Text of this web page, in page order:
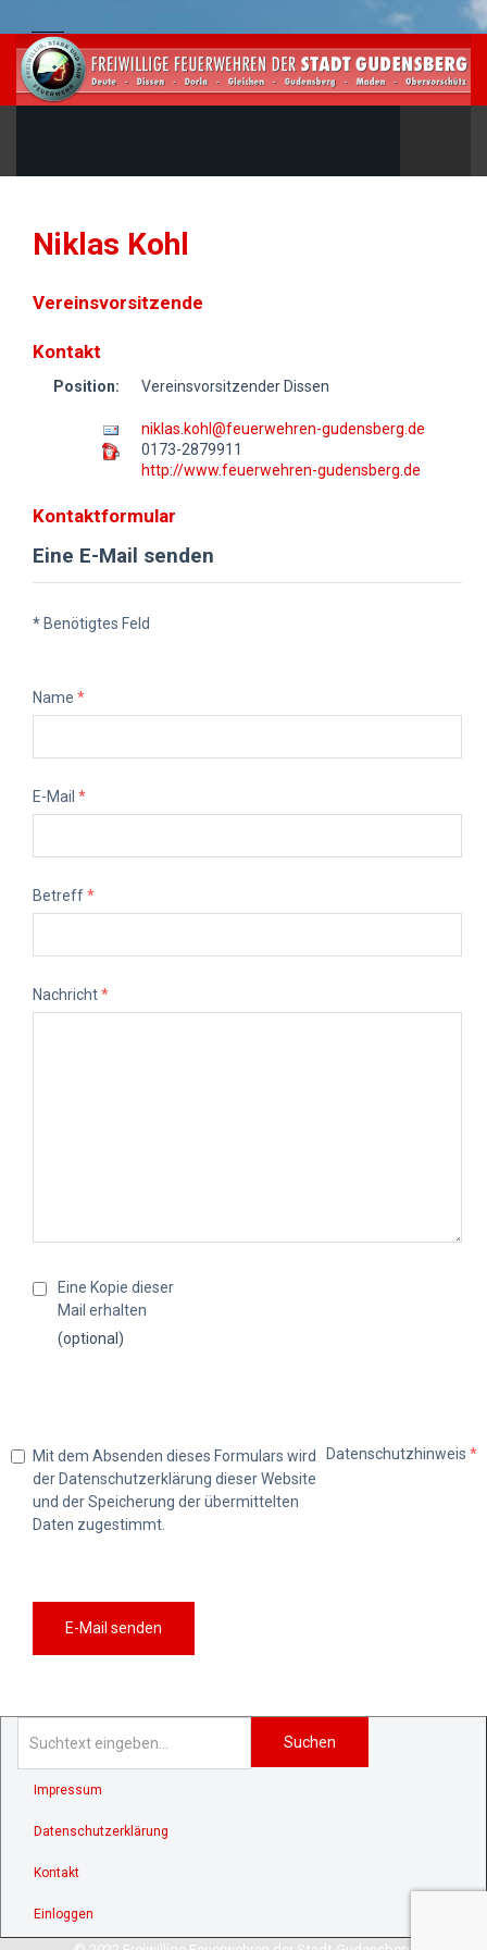
Niklas Kohl
Vereinsvorsitzende
Kontakt
Position: Vereinsvorsitzender Dissen
niklas.kohl@feuerwehren-gudensberg.de
0173-2879911
http://www.feuerwehren-gudensberg.de
Kontaktformular
Eine E-Mail senden
* Benötigtes Feld
Name *
E-Mail *
Betreff*
Nachricht*
Eine Kopie dieser
Mail erhalten
(optional)
Datenschutzhinweis *
Mit dem Absenden dieses Formulars wird
der Datenschutzerklärung dieser Website
und der Speicherung der übermittelten
Daten zugestimmt.
E-Mail senden
Suchen
Impressum
Datenschutzerklärung
Kontakt
Einloggen